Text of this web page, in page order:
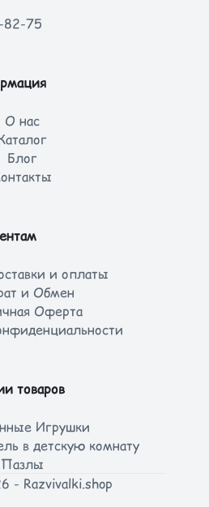
82-75
О нас
Блог
и оплаты
и Обмен
Оферта
товаров
Игрушки
в детскую комнату
Пазлы
- Razvivalki.shop